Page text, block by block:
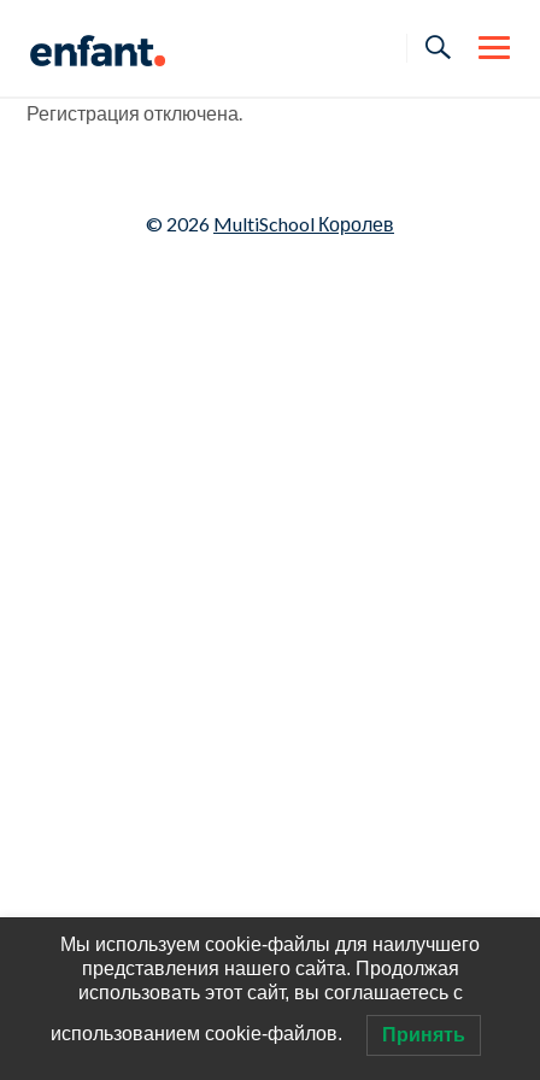
content
Регистрация отключена.
© 2026 MultiSchool Королев
Мы используем cookie-файлы для наилучшего
представления нашего сайта. Продолжая
использовать этот сайт, вы соглашаетесь с
использованием cookie-файлов. Принять